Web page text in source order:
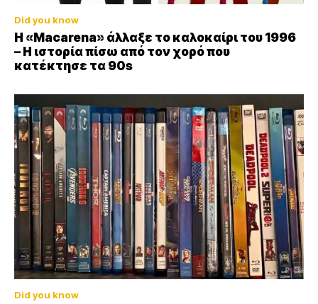
Did you know
Η «Macarena» άλλαξε το καλοκαίρι του 1996
– Η ιστορία πίσω από τον χορό που
κατέκτησε τα 90s
Did you know